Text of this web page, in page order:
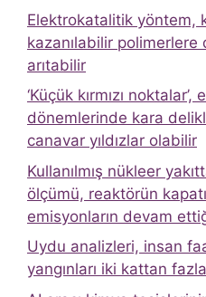
Elektrokatalitik yöntem,
kazanılabilir polimerlere
arıtabilir
‘Küçük kırmızı
dönemlerinde kara
canavar yıldızlar olabilir
Kullanılmış nükleer
ölçümü, reaktörün
emisyonların devam
Uydu analizleri, insan
yangınları iki kattan